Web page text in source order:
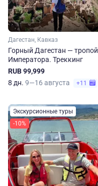
Дагестан, Кавказ
Горный Дагестан — тропой
Императора. Треккинг
RUB 99,999
8 дн. 9—16 августа +11
Экскурсионные туры
-10%